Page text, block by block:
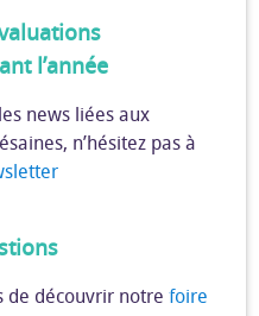
l’année
news liées aux
n’hésitez pas à
de découvrir notre foire